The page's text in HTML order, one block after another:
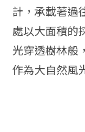
計，承載著過
處以大面積的
光穿透樹林般
作為大自然風